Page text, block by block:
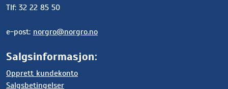
Tlf: 32 22 85 50
e-post: norgro@norgro.no
Salgsinformasjon:
Opprett kundekonto
Salgsbetingelser